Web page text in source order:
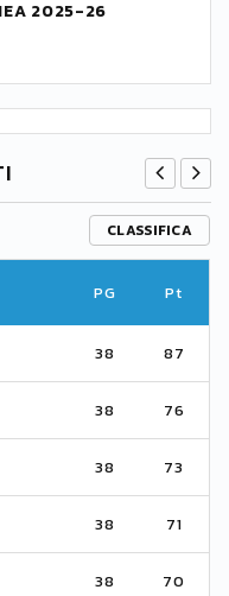
2025-26
CLASSIFICA
PG Pt
38 87
38 76
38 73
38 71
38 70